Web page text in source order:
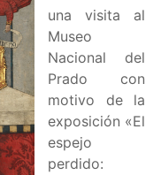
una visita al
Museo
Nacional del
Prado con
motivo de la
exposición «El
espejo
perdido: